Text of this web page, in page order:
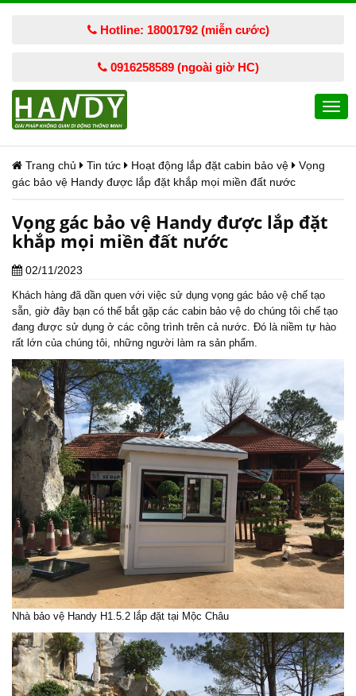
Hotline: 18001792 (miễn cước)
0916258589 (ngoài giờ HC)
Trang chủ Tin tức Hoạt động lắp đặt cabin bảo vệ
Vọng
gác bảo vệ Handy được lắp đặt khắp mọi miền đất nước
Vọng gác bảo vệ Handy được lắp đặt
khắp mọi miền đất nước
02/11/2023
Khách hàng đã dần quen với việc sử dụng vọng gác bảo vệ chế tạo
sẵn, giờ đây bạn có thể bắt gặp các cabin bảo vệ do chúng tôi chế tạo
đang được sử dụng ở các công trình trên cả nước. Đó là niềm tự hào
rất lớn của chúng tôi, những người làm ra sản phẩm.
Nhà bảo vệ Handy H1.5.2 lắp đặt tại Mộc Châu